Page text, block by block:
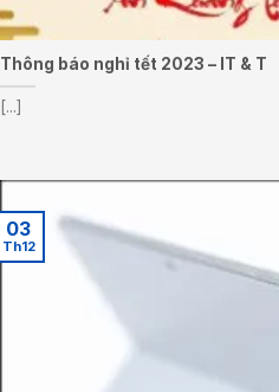
Thông báo nghỉ tết 2023 – IT & T
[...]
03
Th12